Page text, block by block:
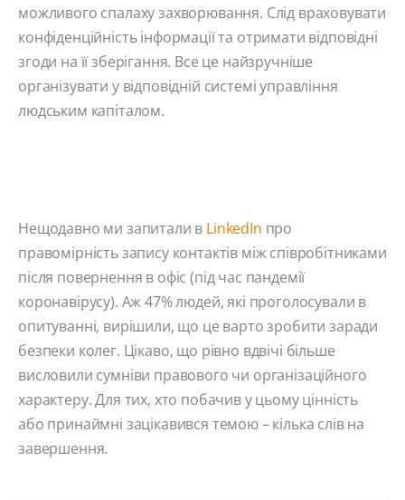
можливого спалаху захворювання. Слід враховувати
конфіденційність інформації та отримати відповідні
згоди на її зберігання. Все це найзручніше
організувати у відповідній системі управління
людським капіталом.
Нещодавно ми запитали в LinkedIn про
правомірність запису контактів між співробітниками
після повернення в офіс (під час пандемії
коронавірусу). Аж 47% людей, які проголосували в
опитуванні, вирішили, що це варто зробити заради
безпеки колег. Цікаво, що рівно вдвічі більше
висловили сумніви правового чи організаційного
характеру. Для тих, хто побачив у цьому цінність
або принаймні зацікавився темою – кілька слів на
завершення.